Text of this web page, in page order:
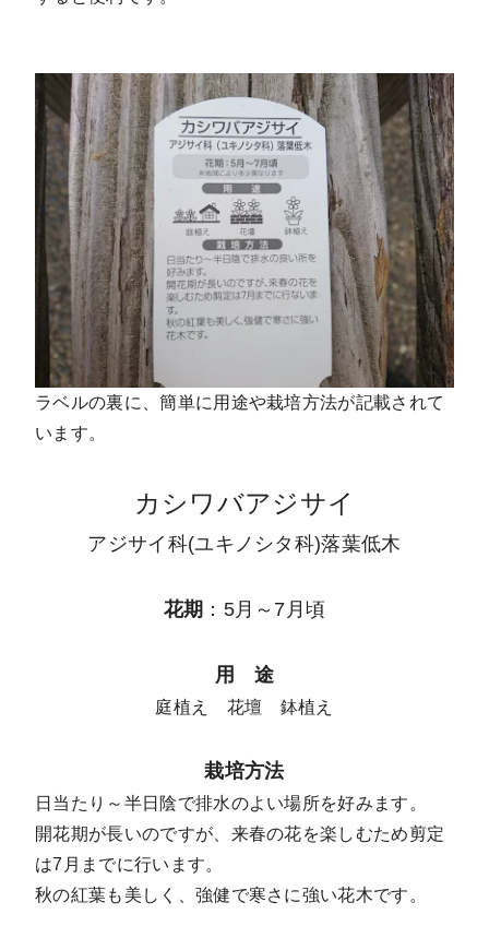
ラベルの裏に、簡単に用途や栽培方法が記載されて
います。
カシワバアジサイ
アジサイ科(ユキノシタ科)落葉低木
花期 ：5月～7月頃
用 途
庭植え 花壇 鉢植え
栽培方法
日当たり～半日陰で排水のよい場所を好みます。
開花期が長いのですが、来春の花を楽しむため剪定
は7月までに行います。
秋の紅葉も美しく、強健で寒さに強い花木です。